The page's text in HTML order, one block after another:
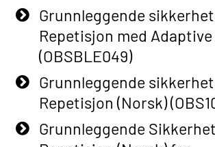
Grunnleggende
Repetisjon med
(OBSBLE049)
Grunnleggende
Repetisjon (Norsk)
Grunnleggende